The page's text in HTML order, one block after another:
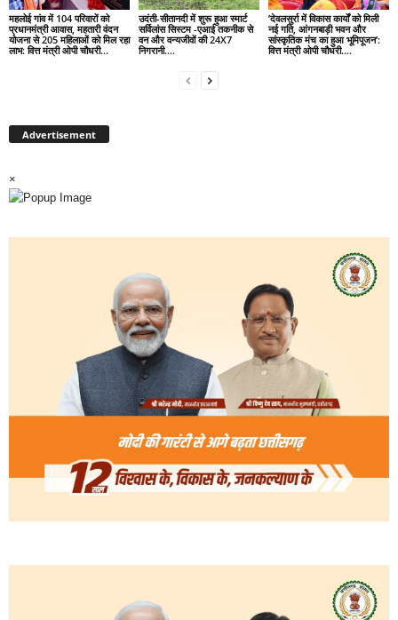
महलोई गांव में 104 परिवारों को
प्रधानमंत्री आवास, महतारी वंदन
योजना से 205 महिलाओं को मिल रहा
लाभ: वित्त मंत्री ओपी चौधरी…
उदंती-सीतानदी में शुरू हुआ स्मार्ट
सर्विलांस सिस्टम -एआई तकनीक से
वन और वन्यजीवों की 24X7
निगरानी….
’देवलसुर्रा में विकास कार्यों को मिली
नई गति, आंगनबाड़ी भवन और
सांस्कृतिक मंच का हुआ भूमिपूजन’:
वित्त मंत्री ओपी चौधरी….
Advertisement
×